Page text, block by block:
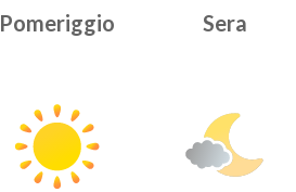
Pomeriggio Sera